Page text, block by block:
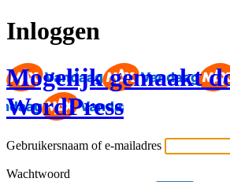
Inloggen
Mogelijk gemaakt
WordPress
Gebruikersnaam of e-mailadres
Wachtwoord